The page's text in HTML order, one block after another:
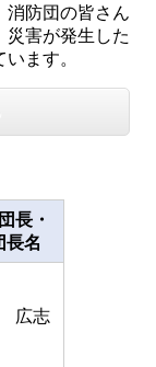
消防団の皆さん
災害が発生した
ます。
長・
長名
広志